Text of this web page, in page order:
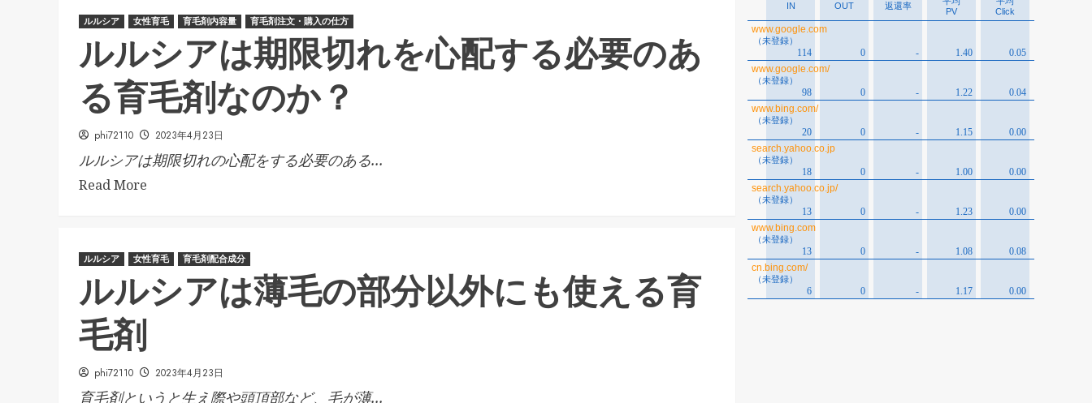
ルルシア 女性育毛 育毛剤内容量 育毛剤注文・購入の仕方
ルルシアは期限切れを心配する必要のあ
る育毛剤なのか？
phi72110 2023年4月23日
ルルシアは期限切れの心配をする必要のある...
Read More
ルルシア 女性育毛 育毛剤配合成分
ルルシアは薄毛の部分以外にも使える育
毛剤
phi72110 2023年4月23日
育毛剤というと生え際や頭頂部など、毛が薄...